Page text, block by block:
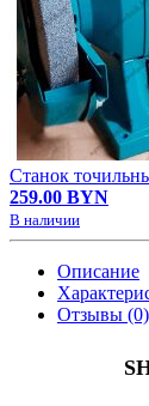
Станок
259.00 BYN
В наличии
Описание
Отзывы (0)